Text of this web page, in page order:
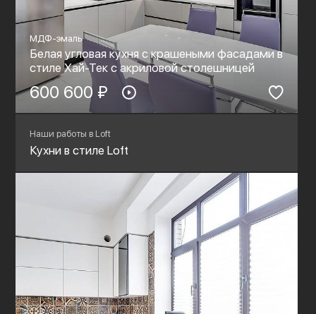
МДФ-эмаль
Белая угловая кухня с крашеными фасадами в
стиле Хай-Тек c акриловой столешницей
600 600 ₽
Наши работы в Loft
Кухни в стиле Loft